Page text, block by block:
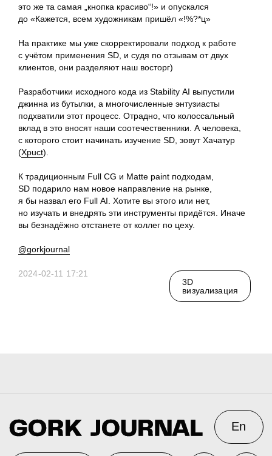
это же та самая „кнопка красиво“!» и опускался
до «Кажется, всем художникам пришёл «!%?*ц»
На практике мы уже скорректировали подход к работе
с учётом применения SD, и судя по отзывам от двух
клиентов, они разделяют наш восторг)
Разработчики исходного кода из Stability AI выпустили
джинна из бутылки, а многочисленные энтузиасты
подхватили этот процесс. Отрадно, что колоссальный
вклад в это вносят наши соотечественники. А человека,
с которого стоит начинать изучение SD, зовут Хачатур
(Хpuct).
К традиционным Full CG и Matte paint подходам,
SD подарило нам новое направление на рынке,
я бы назвал его Full AI. Хотите вы этого или нет,
но изучать и внедрять эти инструменты придётся. Иначе
вы безнадёжно отстанете от коллег по цеху.
@gorkjournal
2024-02-11 17:21
3D
визуализация
Реклама
3D@GORK.ME +7 925 243 0794
Конфиденциальность
Телеграм